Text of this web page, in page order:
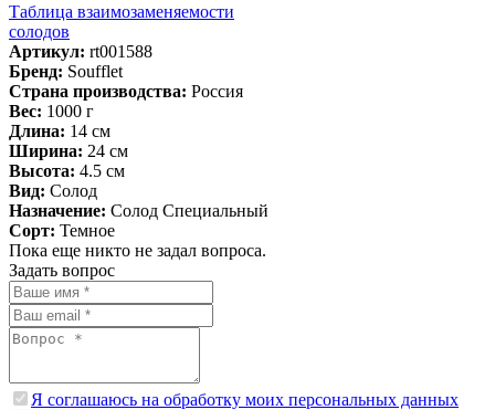
Таблица взаимозаменяемости
солодов
Артикул: rt001588
Бренд: Soufflet
Страна производства: Россия
Вес: 1000 г
Длина: 14 см
Ширина: 24 см
Высота: 4.5 см
Вид: Солод
Назначение: Солод Специальный
Сорт: Темное
Пока еще никто не задал вопроса.
Задать вопрос
Я соглашаюсь на обработку моих персональных данных